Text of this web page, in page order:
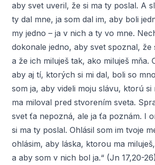
aby svet uveril, že si ma ty poslal. A
ty dal mne, ja som dal im, aby boli
my jedno – ja v nich a ty vo mne.
dokonale jedno, aby svet spoznal, že
a že ich miluješ tak, ako miluješ mňa.
aby aj tí, ktorých si mi dal, boli so
som ja, aby videli moju slávu, ktorú si
ma miloval pred stvorením sveta.
svet ťa nepozná, ale ja ťa poznám. I
si ma ty poslal. Ohlásil som im tvoje
ohlásim, aby láska, ktorou ma
a aby som v nich bol ja.“ (Jn 17,20-26)